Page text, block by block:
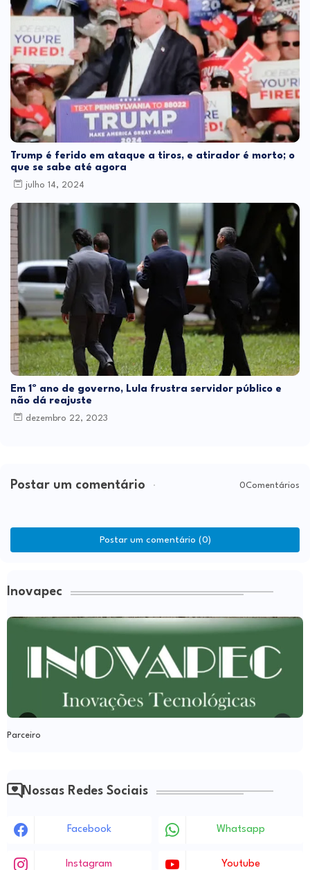
Trump é ferido em ataque a tiros, e atirador é morto; o
que se sabe até agora
julho 14, 2024
Em 1º ano de governo, Lula frustra servidor público e
não dá reajuste
dezembro 22, 2023
Postar um comentário 0Comentários
Postar um comentário (0)
Inovapec
Parceiro
Nossas Redes Sociais
Facebook Whatsapp
Instagram Youtube